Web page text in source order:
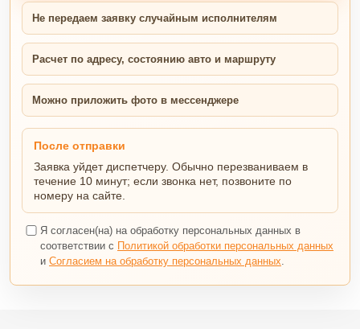
Не передаем заявку случайным исполнителям
Расчет по адресу, состоянию авто и маршруту
Можно приложить фото в мессенджере
После отправки
Заявка уйдет диспетчеру. Обычно перезваниваем в
течение 10 минут; если звонка нет, позвоните по
номеру на сайте.
Я согласен(на) на обработку персональных данных в
соответствии с Политикой обработки персональных данных
и Согласием на обработку персональных данных.